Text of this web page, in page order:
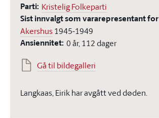
Parti: Kristelig Folkeparti
Sist innvalgt som vararepresentant for
Akershus1945-1949
Ansiennitet: 0 år, 112 dager
Gå til bildegalleri
Langkaas, Eirik har avgått ved døden.